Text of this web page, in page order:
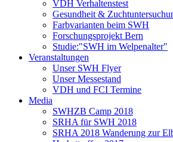
VDH Verhaltenstest
Gesundheit &
Farbvarianten beim SWH
Forschungsprojekt Bern
Studie:"SWH im Welpenalter"
Veranstaltungen
Unser SWH Flyer
Unser Messestand
VDH und FCI Termine
Media
SWHZB Camp 2018
SRHA für SWH 2018
SRHA 2018 Wanderung zur